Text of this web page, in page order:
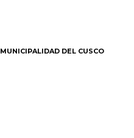
MUNICIPALIDAD DEL CUSCO